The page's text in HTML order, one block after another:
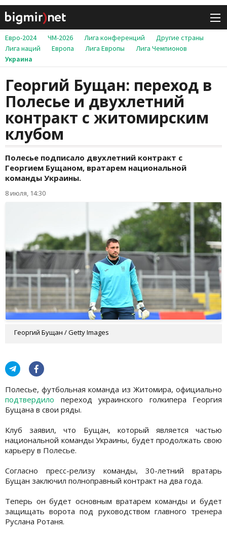
Евро-2024 ЧМ-2026 Лига конференций
Другие страны
Лига наций
Европа Лига Европы
Лига Чемпионов
Украина
Георгий Бущан: переход в
Полесье и двухлетний
контракт с житомирским
клубом
Полесье подписало двухлетний контракт с
Георгием Бущаном, вратарем национальной
команды Украины.
8 июля, 14:30
Георгий Бущан / Getty Images
Полесье, футбольная команда из Житомира, официально
подтвердило переход украинского голкипера Георгия
Бущана в свои ряды.
Клуб заявил, что Бущан, который является частью
национальной команды Украины, будет продолжать свою
карьеру в Полесье.
Согласно пресс-релизу команды, 30-летний вратарь
Бущан заключил полноправный контракт на два года.
Теперь он будет основным вратарем команды и будет
защищать ворота под руководством главного тренера
Руслана Ротаня.